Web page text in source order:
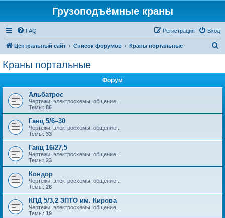
Грузоподъёмные краны
FAQ Вход
Регистрация
Центральный сайт Список форумов Краны портальные
Краны портальные
Форум
Альбатрос
Чертежи, электросхемы, общение...
Темы: 86
Ганц 5/6–30
Чертежи, электросхемы, общение...
Темы: 33
Ганц 16/27,5
Чертежи, электросхемы, общение...
Темы: 23
Кондор
Чертежи, электросхемы, общение...
Темы: 28
КПД 5/3,2 ЗПТО им. Кирова
Чертежи, электросхемы, общение...
Темы: 19